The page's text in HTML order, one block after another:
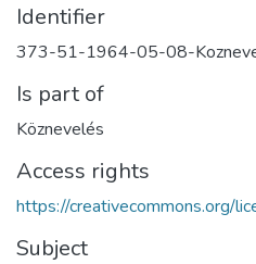
Identifier
373-51-1964-05-08-
Is part of
Köznevelés
Access rights
https://creativecommons.org/
Subject